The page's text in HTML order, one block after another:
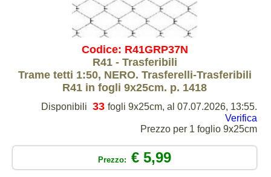
Codice: R41GRP37N
R41 - Trasferibili
Trame tetti 1:50, NERO. Trasferelli-Trasferibili
R41 in fogli 9x25cm. p. 1418
Disponibili 33 fogli 9x25cm, al 07.07.2026, 13:55.
Verifica
Prezzo per 1 foglio 9x25cm
Prezzo: € 5,99